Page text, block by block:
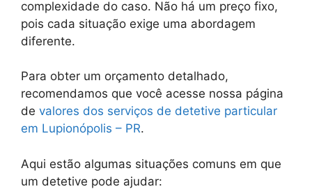
complexidade do caso. Não há um preço fixo,
pois cada situação exige uma abordagem
diferente.
Para obter um orçamento detalhado,
recomendamos que você acesse nossa página
de valores dos serviços de detetive particular
em Lupionópolis – PR.
Aqui estão algumas situações comuns em que
um detetive pode ajudar: